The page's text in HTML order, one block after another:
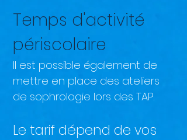
Temps d'activité
périscolaire
Il est possible également de
mettre en place des ateliers
de sophrologie lors des TAP.
Le tarif dépend de vos